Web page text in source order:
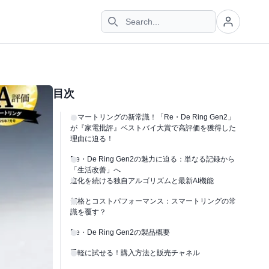
目次
スマートリングの新常識！「Re・De Ring Gen2」
が『家電批評』ベストバイ大賞で高評価を獲得した
理由に迫る！
Re・De Ring Gen2の魅力に迫る：単なる記録から
「生活改善」へ
進化を続ける独自アルゴリズムと最新AI機能
価格とコストパフォーマンス：スマートリングの常
識を覆す？
Re・De Ring Gen2の製品概要
手軽に試せる！購入方法と販売チャネル